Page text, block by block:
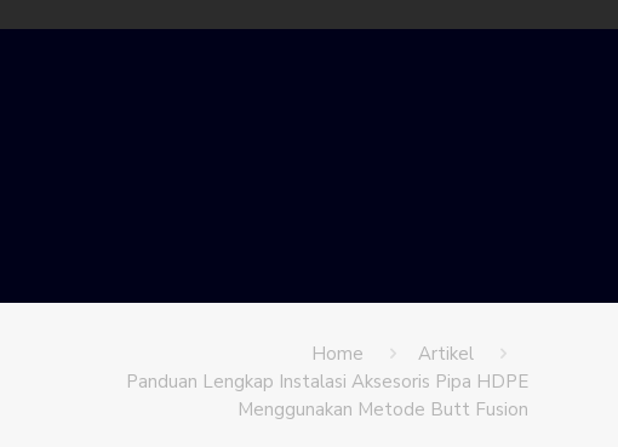
Home
Artikel
Panduan Lengkap Instalasi Aksesoris Pipa HDPE
Menggunakan Metode Butt Fusion